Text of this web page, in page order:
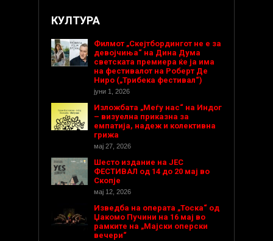
КУЛТУРА
Филмот „Скејтбордингот не е за
девојчиња“ на Дина Дума
светската премиера ќе ја има
на фестивалот на Роберт Де
Ниро („Трибека фестивал“)
јуни 1, 2026
Изложбата „Меѓу нас“ на Индог
– визуелна приказна за
емпатија, надеж и колективна
грижа
мај 27, 2026
Шесто издание на ЈЕС
ФЕСТИВАЛ од 14 до 20 мај во
Скопје
мај 12, 2026
Изведба на операта „Тоска“ од
Џакомо Пучини на 16 мај во
рамките на „Мајски оперски
вечери“